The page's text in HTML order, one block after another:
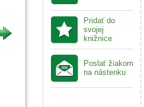
Pridať do
svojej
knižnice
Poslať žiakom
na nástenku